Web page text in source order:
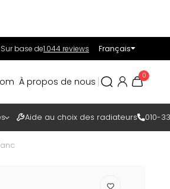
Sur base de1.044 reviews Français
À propos de nous
0
Aide au choix des radiateurs 010-